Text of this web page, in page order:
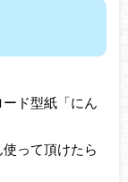
ド型紙「にん
って頂けたら